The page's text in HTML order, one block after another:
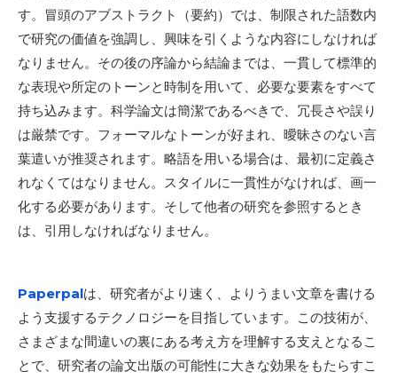
す。冒頭のアブストラクト（要約）では、制限された語数内
で研究の価値を強調し、興味を引くような内容にしなければ
なりません。その後の序論から結論までは、一貫して標準的
な表現や所定のトーンと時制を用いて、必要な要素をすべて
持ち込みます。科学論文は簡潔であるべきで、冗長さや誤り
は厳禁です。フォーマルなトーンが好まれ、曖昧さのない言
葉遣いが推奨されます。略語を用いる場合は、最初に定義さ
れなくてはなりません。スタイルに一貫性がなければ、画一
化する必要があります。そして他者の研究を参照するとき
は、引用しなければなりません。
Paperpalは、研究者がより速く、よりうまい文章を書ける
よう支援するテクノロジーを目指しています。この技術が、
さまざまな間違いの裏にある考え方を理解する支えとなるこ
とで、研究者の論文出版の可能性に大きな効果をもたらすこ